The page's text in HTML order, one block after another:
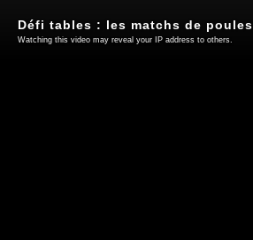
Défi tables : les matchs de poules
Watching this video may reveal your IP address to others.